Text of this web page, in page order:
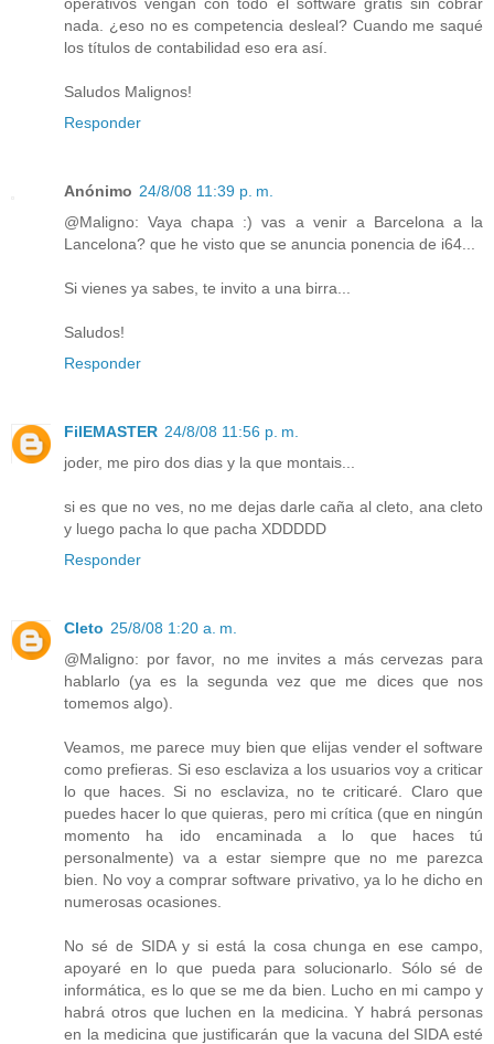
nada. ¿eso no es competencia desleal? Cuando me saqué
los títulos de contabilidad eso era así.
Saludos Malignos!
Responder
Anónimo 24/8/08 11:39 p. m.
@Maligno: Vaya chapa :) vas a venir a Barcelona a la
Lancelona? que he visto que se anuncia ponencia de i64...
Si vienes ya sabes, te invito a una birra...
Saludos!
Responder
FilEMASTER 24/8/08 11:56 p. m.
joder, me piro dos dias y la que montais...
si es que no ves, no me dejas darle caña al cleto, ana cleto
y luego pacha lo que pacha XDDDDD
Responder
Cleto 25/8/08 1:20 a. m.
@Maligno: por favor, no me invites a más cervezas para
hablarlo (ya es la segunda vez que me dices que nos
tomemos algo).
Veamos, me parece muy bien que elijas vender el software
como prefieras. Si eso esclaviza a los usuarios voy a criticar
lo que haces. Si no esclaviza, no te criticaré. Claro que
puedes hacer lo que quieras, pero mi crítica (que en ningún
momento ha ido encaminada a lo que haces tú
personalmente) va a estar siempre que no me parezca
bien. No voy a comprar software privativo, ya lo he dicho en
numerosas ocasiones.
No sé de SIDA y si está la cosa chunga en ese campo,
apoyaré en lo que pueda para solucionarlo. Sólo sé de
informática, es lo que se me da bien. Lucho en mi campo y
habrá otros que luchen en la medicina. Y habrá personas
en la medicina que justificarán que la vacuna del SIDA esté